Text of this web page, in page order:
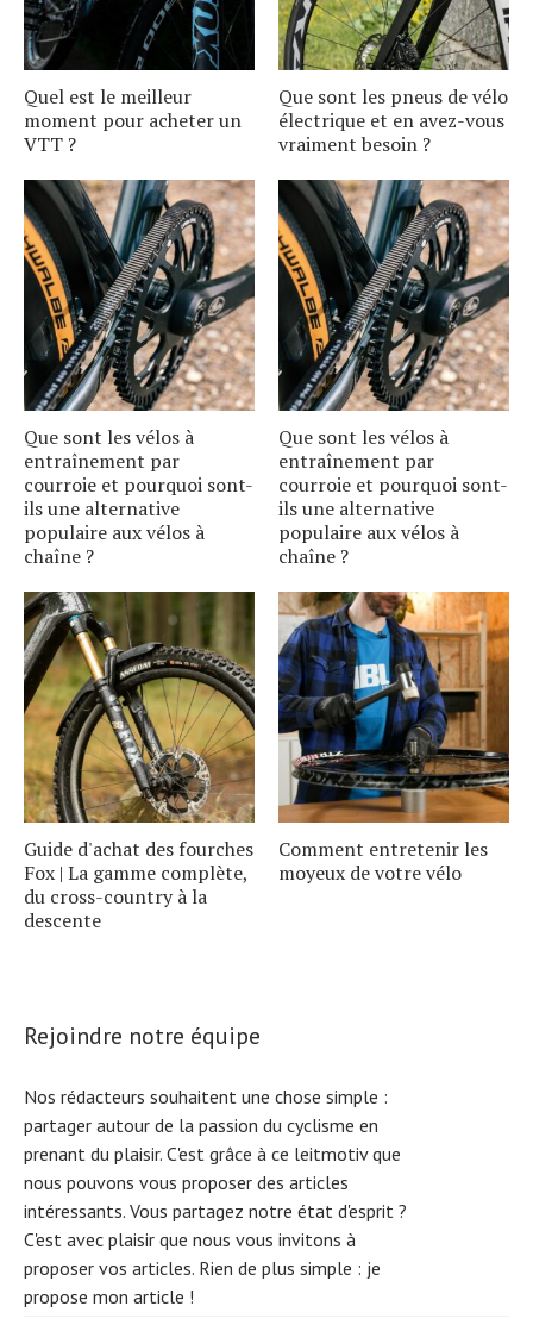
Quel est le meilleur
moment pour acheter un
VTT ?
Que sont les pneus de vélo
électrique et en avez-vous
vraiment besoin ?
Que sont les vélos à
entraînement par
courroie et pourquoi sont-
ils une alternative
populaire aux vélos à
chaîne ?
Que sont les vélos à
entraînement par
courroie et pourquoi sont-
ils une alternative
populaire aux vélos à
chaîne ?
Guide d'achat des fourches
Fox | La gamme complète,
du cross-country à la
descente
Comment entretenir les
moyeux de votre vélo
Rejoindre notre équipe
Nos rédacteurs souhaitent une chose simple :
partager autour de la passion du cyclisme en
prenant du plaisir. C'est grâce à ce leitmotiv que
nous pouvons vous proposer des articles
intéressants. Vous partagez notre état d'esprit ?
C'est avec plaisir que nous vous invitons à
proposer vos articles. Rien de plus simple : je
propose mon article !